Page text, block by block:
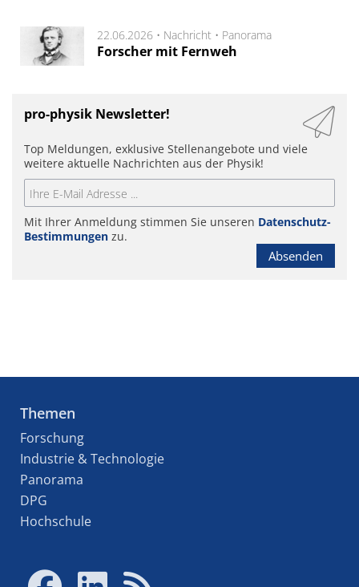
22.06.2026 • Nachricht • Panorama
Forscher mit Fernweh
pro-physik Newsletter!
Top Meldungen, exklusive Stellenangebote und viele
weitere aktuelle Nachrichten aus der Physik!
Mit Ihrer Anmeldung stimmen Sie unseren Datenschutz-
Bestimmungen zu.
Absenden
Themen
Forschung
Industrie & Technologie
Panorama
DPG
Hochschule